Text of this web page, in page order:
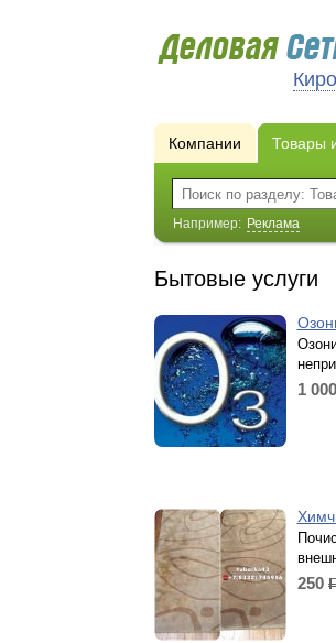
Компании Товары
Например: Реклама
Бытовые услуги
1 000
250